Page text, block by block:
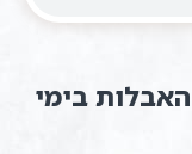
בימי